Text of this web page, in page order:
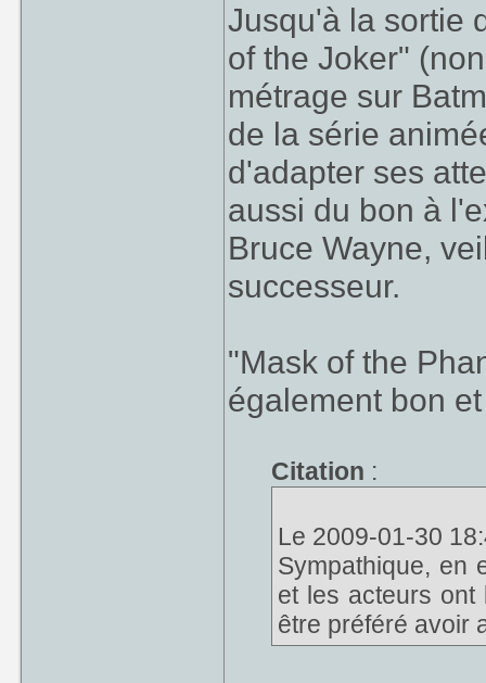
Jusqu'à la sortie
of the Joker"
métrage sur
de la série
d'adapter ses
aussi du bon à
Bruce Wayne,
successeur.
"Mask of the
également bon
Citation :
Le 2009-01-30
Sympathique, en
et les acteurs ont
être préféré avoir